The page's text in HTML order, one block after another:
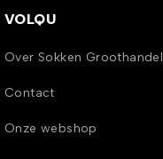
VOLQU
Over Sokken Groothandel
Contact
Onze webshop